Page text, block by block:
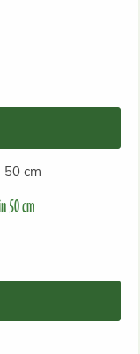
Gesicht Frau - Steingrau - Antikstein 50 cm